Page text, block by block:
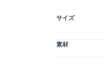
サイズ
素材